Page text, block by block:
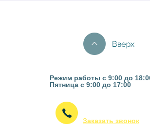
Режим работы с 9:00 до
Пятница с 9:00 до 17:00
Заказать звонок